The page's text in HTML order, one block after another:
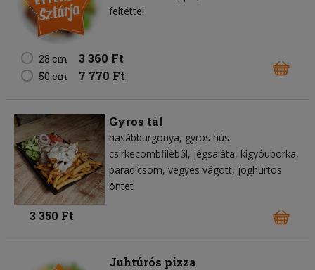
feltéttel
28 cm 3 360 Ft
50 cm 7 770 Ft
Gyros tál
hasábburgonya gyros hús
csirkecombfiléből jégsaláta kígyóuborka
paradicsom vegyes vágott joghurtos
öntet
3 350 Ft
Juhtúrós pizza